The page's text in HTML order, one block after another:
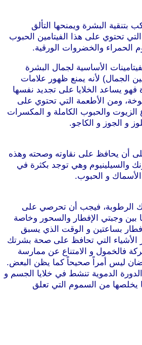
بتنقية البشرة ويمنحها التألق
تحتوي على هذا الفيتامين الحبوب
الحمراء والخضروات الورقية.
الأساسية لجمال البشرة
الجمال) لأنه يمنع ظهور علامات
يساعد الخلايا على تجديد نفسها
ومن الأطعمة التي تحتوي على
الزيوت والحبوب الكاملة و المكسرات
و الجوز و الكاجو.
أن يحافظ على نقاوته وصحته وهذه
والسيلينيوم وهي توجد بكثرة في
و الحبوب.
الرطوبة، فيجب أن تحرصي على
وجبتي الإفطار والسحور وخاصة
بساعتين و الوقت الذي يسبق
الأشياء التي تحافظ على صحة بشرتك
فالخمول و الامتناع عن ممارسة
ليس أمراً صحيحاً كما يظن البعض.
الدموية تنشط في خلايا الجسم و
يخلصها من السموم التي تعلق